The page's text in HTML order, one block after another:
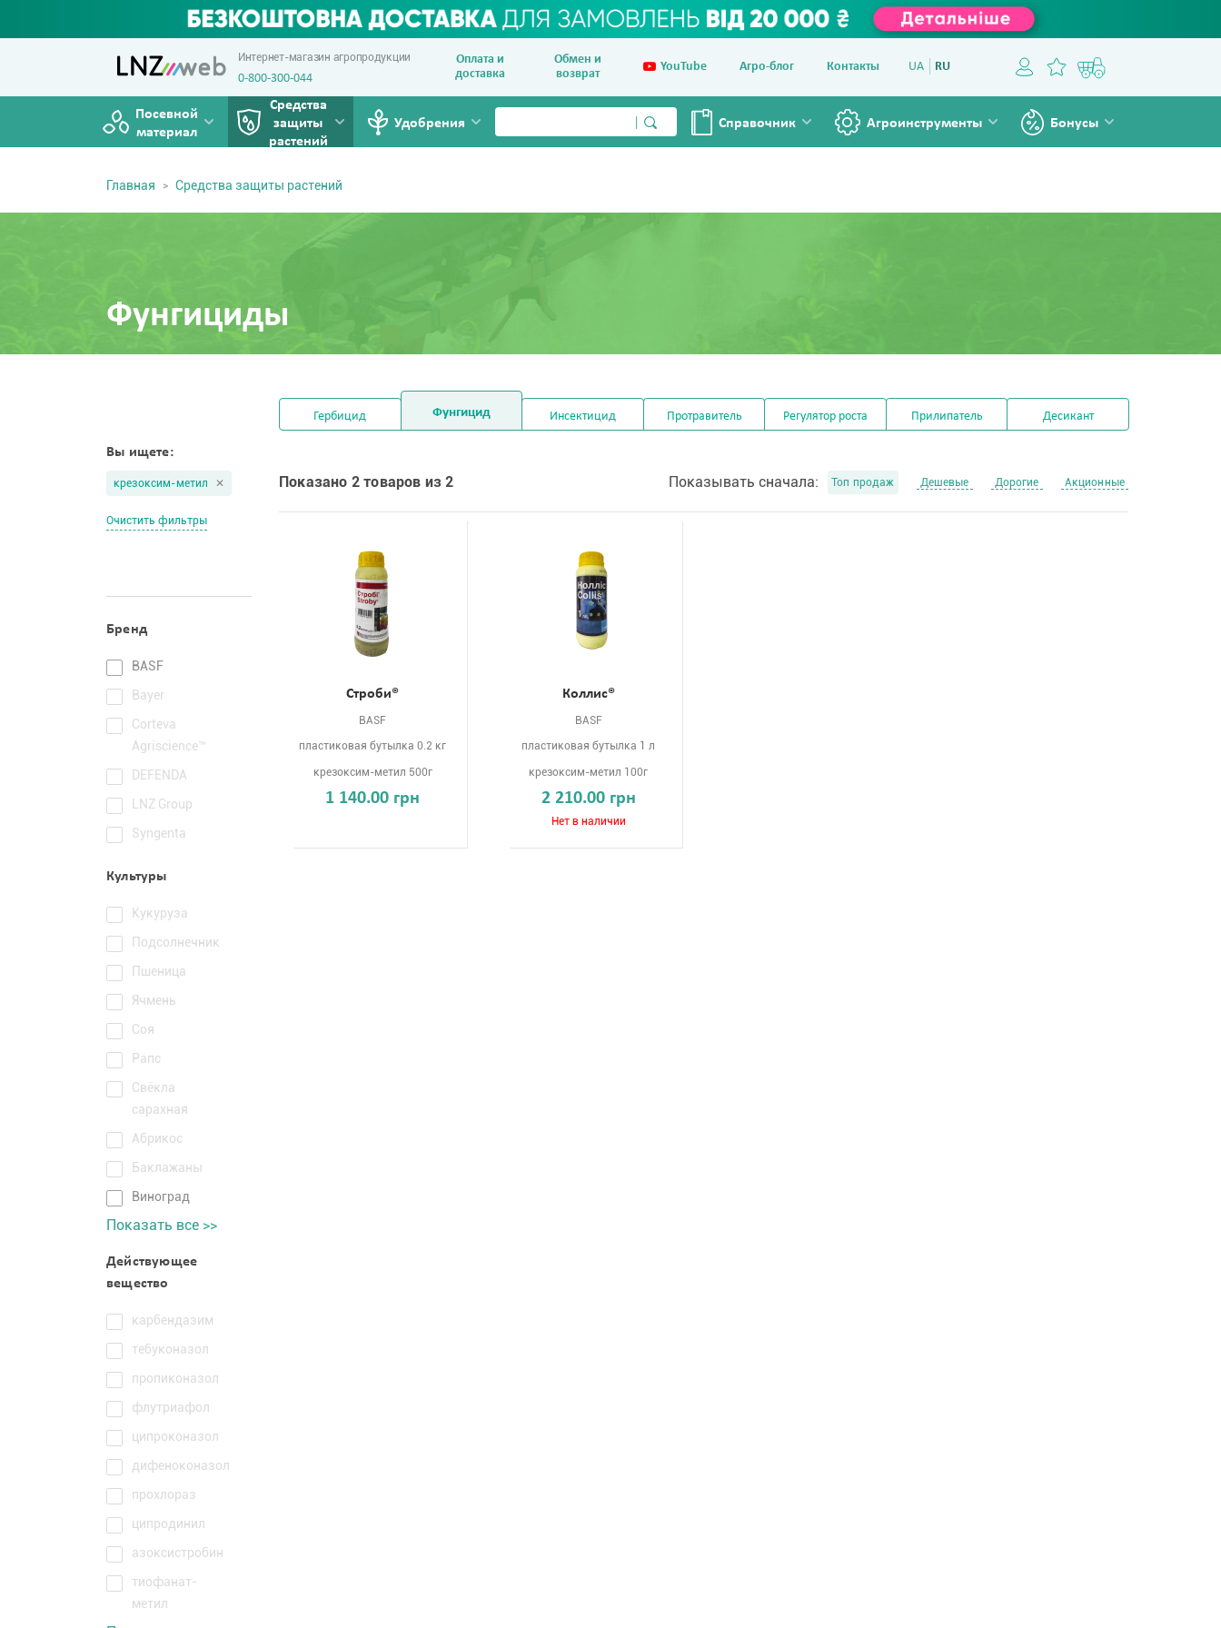
Интернет-магазин агропродукции
0-800-300-044
Оплата и
доставка
Обмен и
возврат
YouTube Агро-блог Контакты UA RU
Посевной
материал
Средства
защиты
растений
Удобрения Справочник Агроинструменты Бонусы
Главная Средства защиты растений
Фунгициды
Вы ищете:
крезоксим-метил
Очистить фильтры
Бренд
BASF
Bayer
Corteva
Agriscience™
DEFENDA
LNZ Group
Syngenta
Культуры
Кукуруза
Подсолнечник
Пшеница
Ячмень
Соя
Рапс
Свёкла
сарахная
Абрикос
Баклажаны
Виноград
Показать все >>
Действующее
вещество
карбендазим
тебуконазол
пропиконазол
флутриафол
ципроконазол
дифеноконазол
прохлораз
ципродинил
азоксистробин
тиофанат-
метил
Гербицид Фунгицид Инсектицид Протравитель Регулятор роста Прилипатель Десикант
Показывать сначала: Топ продаж Дешевые Дорогие Акционные
Показано 2 товаров из 2
Строби®
BASF
пластиковая бутылка 0.2 кг
крезоксим-метил 500г
1 140.00 грн
Коллис®
BASF
пластиковая бутылка 1 л
крезоксим-метил 100г
2 210.00 грн
Нет в наличии